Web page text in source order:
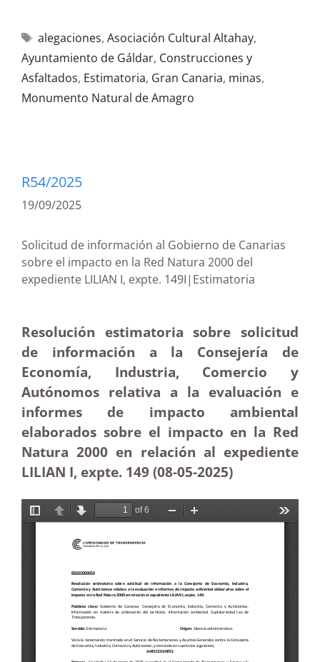
alegaciones, Asociación Cultural Altahay,
Ayuntamiento de Gáldar, Construcciones y
Asfaltados, Estimatoria, Gran Canaria, minas,
Monumento Natural de Amagro
R54/2025
19/09/2025
Solicitud de información al Gobierno de Canarias
sobre el impacto en la Red Natura 2000 del
expediente LILIAN I, expte. 149I|Estimatoria
Resolución estimatoria sobre solicitud
de información a la Consejería de
Economía, Industria, Comercio y
Autónomos relativa a la evaluación e
informes de impacto ambiental
elaborados sobre el impacto en la Red
Natura 2000 en relación al expediente
LILIAN I, expte. 149 (08-05-2025)